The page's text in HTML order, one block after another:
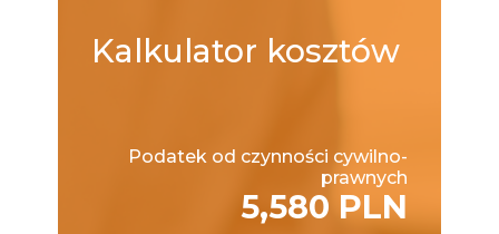
Kalkulator kosztów
Podatek od czynności cywilno-
prawnych
5,580 PLN